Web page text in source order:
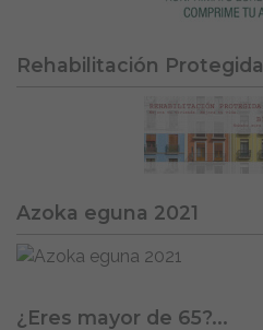
Rehabilitación Protegida
Azoka eguna 2021
¿Eres mayor de 65?...